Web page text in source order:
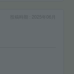
2025年06月